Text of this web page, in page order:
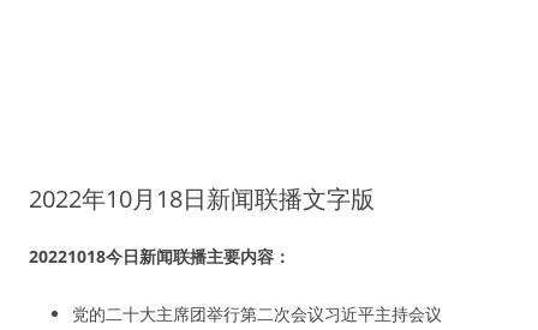
2022年10月18日新闻联播文字版
20221018今日新闻联播主要内容：
党的二十大主席团举行第二次会议习近平主持会议